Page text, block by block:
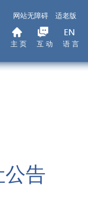
网站无障碍 适老版
主 页 互 动 语 言
告